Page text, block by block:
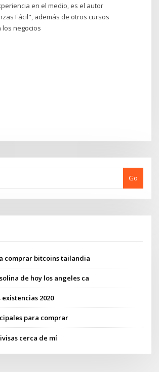
en el medio, es el autor
Fácil", además de otros cursos
negocios
Go
comprar bitcoins tailandia
de hoy los angeles ca
2020
para comprar
cerca de mí